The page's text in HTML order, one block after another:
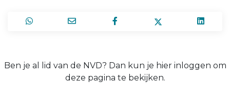
Ben je al lid van de NVD? Dan kun je hier inloggen om
deze pagina te bekijken.